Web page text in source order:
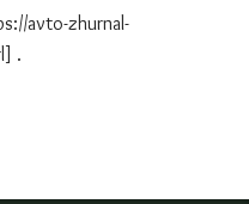
avto-zhurnal-
.